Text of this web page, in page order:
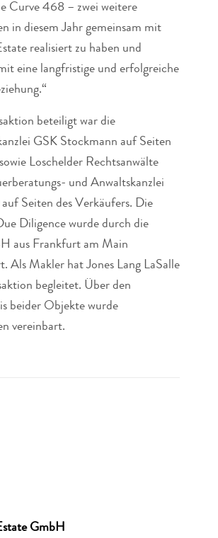
Curve 468 – zwei weitere
in diesem Jahr gemeinsam mit
realisiert zu haben und
eine langfristige und erfolgreiche
beteiligt war die
GSK Stockmann auf Seiten
Loschelder Rechtsanwälte
und Anwaltskanzlei
Seiten des Verkäufers. Die
Diligence wurde durch die
aus Frankfurt am Main
Als Makler hat Jones Lang LaSalle
begleitet. Über den
beider Objekte wurde
vereinbart.
GmbH